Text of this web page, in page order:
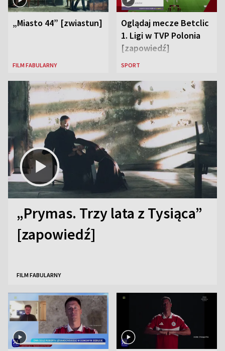
„Miasto 44” [zwiastun]
FILM FABULARNY
Oglądaj mecze Betclic
1. Ligi w TVP Polonia
[zapowiedź]
SPORT
„Prymas. Trzy lata z Tysiąca”
[zapowiedź]
FILM FABULARNY